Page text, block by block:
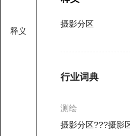
释义
摄影分区
行业词典
测绘
摄影分区???摄影